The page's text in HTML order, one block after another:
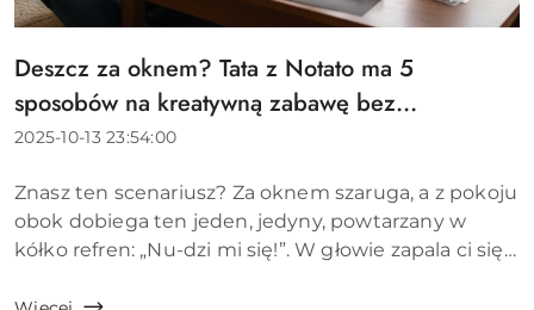
Tytuł
artykułu:
Deszcz za oknem? Tata z Notato ma 5
sposobów na kreatywną zabawę bez
artystycznej katastrofy.
Data
2025-10-13 23:54:00
Treść
artykułu:
Znasz ten scenariusz? Za oknem szaruga, a z pokoju
obok dobiega ten jeden, jedyny, powtarzany w
kółko refren: „Nu-dzi mi się!”. W głowie zapala ci się